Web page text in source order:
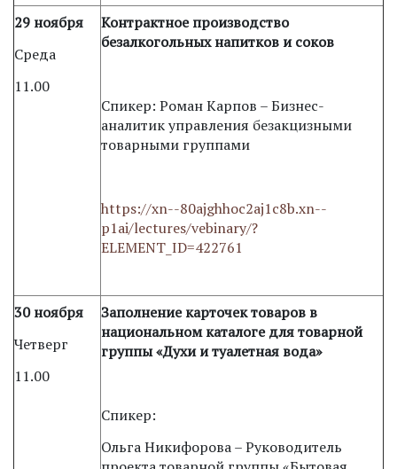
29 ноября
Среда
11.00
Контрактное производство
безалкогольных напитков и соков
Спикер: Роман Карпов – Бизнес-
аналитик управления безакцизными
товарными группами
https://xn--80ajghhoc2aj1c8b.xn--
p1ai/lectures/vebinary/?
ELEMENT_ID=422761
30 ноября
Четверг
11.00
Заполнение карточек товаров в
национальном каталоге для товарной
группы «Духи и туалетная вода»
Спикер:
Ольга Никифорова – Руководитель